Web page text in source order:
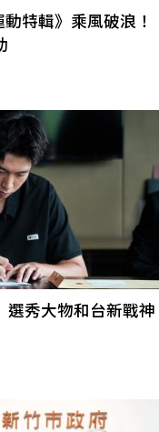
特輯》乘風破浪！
秀大物和台新戰神